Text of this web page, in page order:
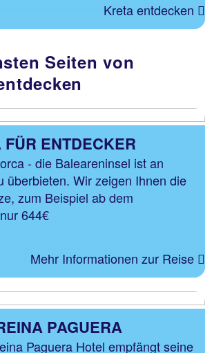
Kreta entdecken
Seiten von
ENTDECKER
- die Baleareninsel ist an
überbieten. Wir zeigen Ihnen die
zum Beispiel ab dem
644€
Mehr Informationen zur Reise
PAGUERA
Paguera Hotel empfängt seine